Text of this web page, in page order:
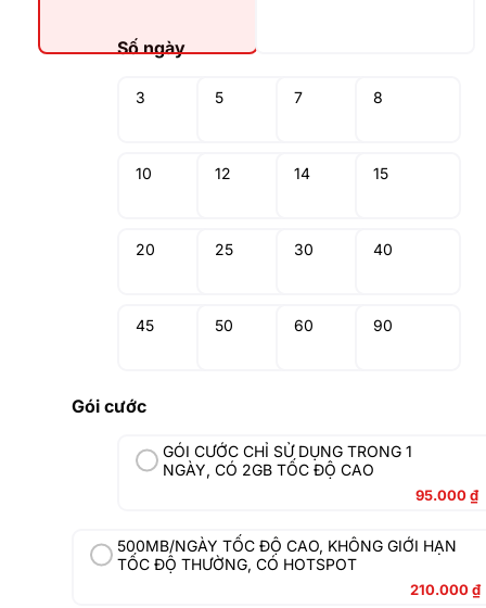
Số ngày
3 5 7 8
10 12 14 15
20 25 30 40
45 50 60 90
Gói cước
GÓI CƯỚC CHỈ SỬ DỤNG TRONG 1
NGÀY, CÓ 2GB TỐC ĐỘ CAO
95.000₫
500MB/NGÀY TỐC ĐỘ CAO, KHÔNG GIỚI HẠN
TỐC ĐỘ THƯỜNG, CÓ HOTSPOT
210.000₫